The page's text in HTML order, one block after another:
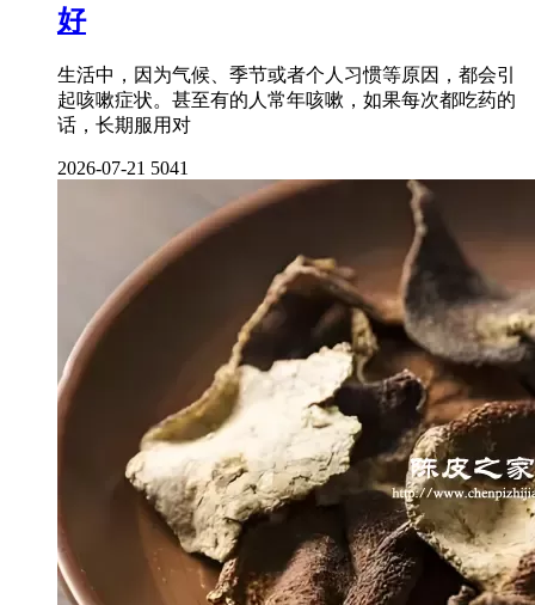
好
生活中，因为气候、季节或者个人习惯等原因，都会引
起咳嗽症状。甚至有的人常年咳嗽，如果每次都吃药的
话，长期服用对
2026-07-21 5041